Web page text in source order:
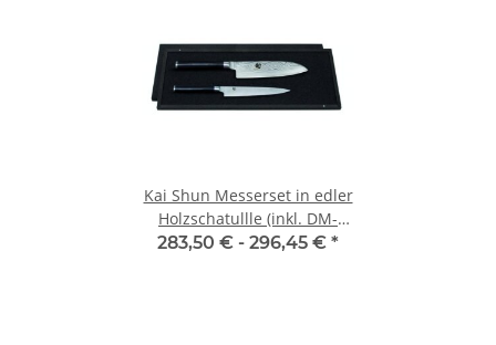
Kai Shun Messerset in edler
Holzschatullle (inkl. DM-
0701 + DM-0702)
283,50 € - 296,45 € *